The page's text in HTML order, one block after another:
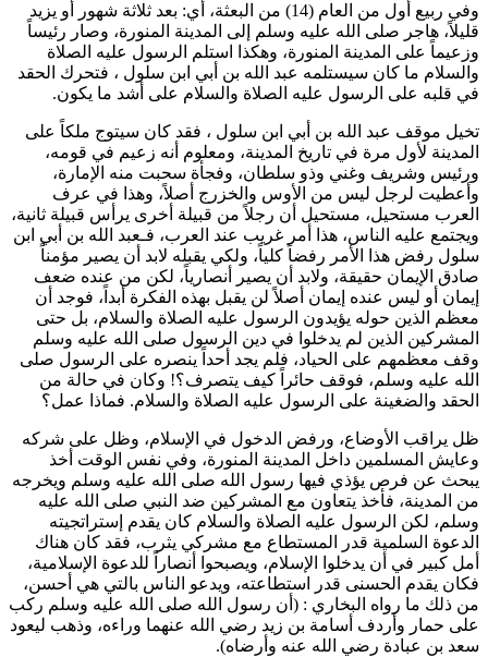
وفي ربيع أول من العام (14) من البعثة، أي: بعد ثلاثة شهور أو يزيد
قليلاً، هاجر صلى الله عليه وسلم إلى المدينة المنورة، وصار رئيساً
وزعيماً على المدينة المنورة، وهكذا استلم الرسول عليه الصلاة
والسلام ما كان سيستلمه عبد الله بن أبي ابن سلول ، فتحرك الحقد
في قلبه على الرسول عليه الصلاة والسلام على أشد ما يكون.
تخيل موقف عبد الله بن أبي ابن سلول ، فقد كان سيتوج ملكاً على
المدينة لأول مرة في تاريخ المدينة، ومعلوم أنه زعيم في قومه،
ورئيس وشريف وغني وذو سلطان، وفجأة سحبت منه الإمارة،
وأعطيت لرجل ليس من الأوس والخزرج أصلاً، وهذا في عرف
العرب مستحيل، مستحيل أن رجلاً من قبيلة أخرى يرأس قبيلة ثانية،
ويجتمع عليه الناس، هذا أمر غريب عند العرب، فـعبد الله بن أبي ابن
سلول رفض هذا الأمر رفضاً كلياً، ولكي يقبله لابد أن يصير مؤمناً
صادق الإيمان حقيقة، ولابد أن يصير أنصارياً، لكن من عنده ضعف
إيمان أو ليس عنده إيمان أصلاً لن يقبل بهذه الفكرة أبداً، فوجد أن
معظم الذين حوله يؤيدون الرسول عليه الصلاة والسلام، بل حتى
المشركين الذين لم يدخلوا في دين الرسول صلى الله عليه وسلم
وقف معظمهم على الحياد، فلم يجد أحداً ينصره على الرسول صلى
الله عليه وسلم، فوقف حائراً كيف يتصرف؟! وكان في حالة من
الحقد والضغينة على الرسول عليه الصلاة والسلام. فماذا عمل؟
ظل يراقب الأوضاع، ورفض الدخول في الإسلام، وظل على شركه
وعايش المسلمين داخل المدينة المنورة، وفي نفس الوقت أخذ
يبحث عن فرص يؤذي فيها رسول الله صلى الله عليه وسلم ويخرجه
من المدينة، فأخذ يتعاون مع المشركين ضد النبي صلى الله عليه
وسلم، لكن الرسول عليه الصلاة والسلام كان يقدم إستراتجيته
الدعوة السلمية قدر المستطاع مع مشركي يثرب، فقد كان هناك
أمل كبير في أن يدخلوا الإسلام، ويصبحوا أنصاراً للدعوة الإسلامية،
فكان يقدم الحسنى قدر استطاعته، ويدعو الناس بالتي هي أحسن،
من ذلك ما رواه البخاري : ( أن رسول الله صلى الله عليه وسلم ركب
على حمار وأردف أسامة بن زيد رضي الله عنهما وراءه، وذهب ليعود
سعد بن عبادة رضي الله عنه وأرضاه).